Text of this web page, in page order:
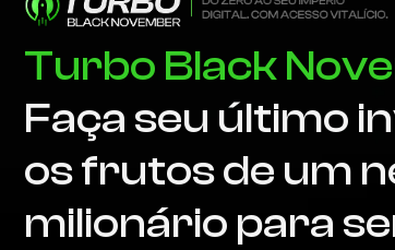
Turbo Black
Faça seu último
os frutos de um
milionário para